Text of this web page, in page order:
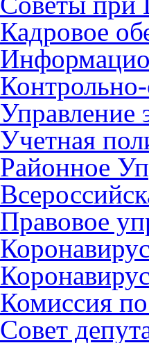
Кадровое
Контрольно-
Управление
Учетная
Районное
Правовое
Коронавирус
Комиссия
Совет